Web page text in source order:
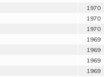
1970
1970
1970
1969
1969
1969
1969